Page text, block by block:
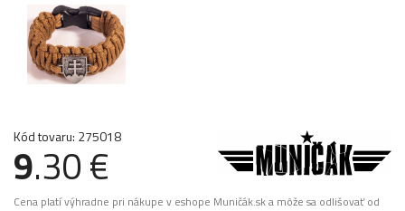
Kód tovaru: 275018
9.30 €
Cena platí výhradne pri nákupe v eshope Muničák.sk a môže sa odlišovať od